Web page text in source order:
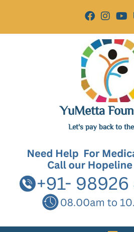
YuMetta
Let's pay back to